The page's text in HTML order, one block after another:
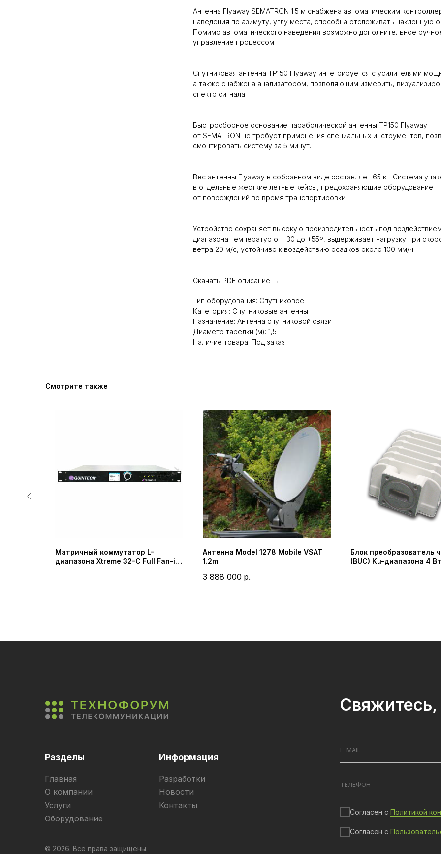
Антенна Flyaway SEMATRON 1.5 м снабжена автоматическим
наведения по азимуту, углу места, способна отслеживать наклонную
Помимо автоматического наведения возможно дополнительное
управление процессом.
Спутниковая антенна TP150 Flyaway интегрируется с усилителями
а также снабжена анализатором, позволяющим измерить,
спектр сигнала.
Быстросборное основание параболической антенны TP150 Flyaway
от SEMATRON не требует применения специальных инструментов,
смонтировать систему за 5 минут.
Вес антенны Flyaway в собранном виде составляет 65 кг. Система
в отдельные жесткие летные кейсы, предохраняющие оборудование
от повреждений во время транспортировки.
Устройство сохраняет высокую производительность под воздействием
диапазона температур от -30 до +55º, выдерживает нагрузку при
ветра 20 м/с, устойчиво к воздействию осадков около 100 мм/ч.
Скачать PDF описание →
Тип оборудования: Спутниковое
Категория: Спутниковые антенны
Назначение: Антенна спутниковой связи
Диаметр тарелки (м): 1,5
Наличие товара: Под заказ
Смотрите также
Матричный коммутатор L-
диапазона Xtreme 32-C Full Fan-in
Антенна Model 1278 Mobile VSAT
1.2m
3 888 000 р.
Блок преобразователь
(BUC) Ku-диапазона 4
Разделы Информация
Главная
О компании
Услуги
Оборудование
Разработки
Новости
Контакты
© 2026. Все права защищены.
Согласен с Политикой
Согласен с
Свяжитесь,